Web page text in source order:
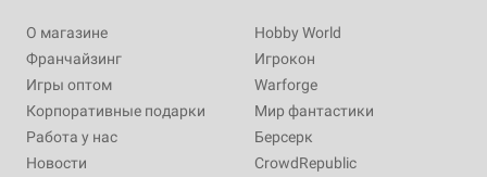
О магазине
Франчайзинг
Игры оптом
Корпоративные подарки
Работа у нас
Новости
Hobby World
Игрокон
Warforge
Мир фантастики
Берсерк
CrowdRepublic